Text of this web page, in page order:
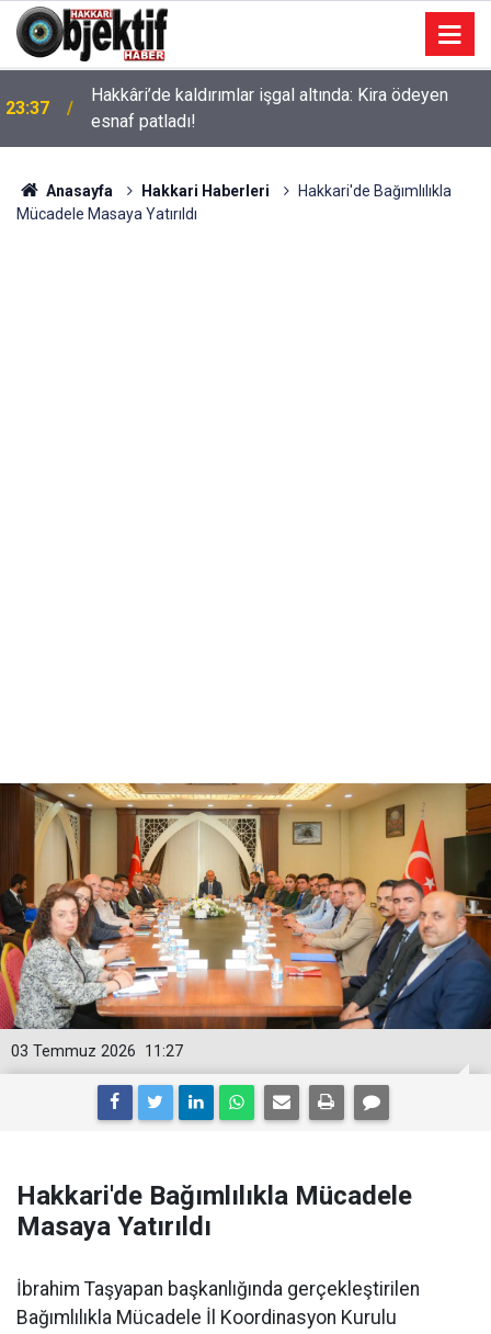
23:37
Hakkâri’de kaldırımlar işgal altında: Kira ödeyen
esnaf patladı!
Anasayfa Hakkari Haberleri
Hakkari'de Bağımlılıkla
Mücadele Masaya Yatırıldı
11:27
03 Temmuz 2026
Hakkari'de Bağımlılıkla Mücadele
Masaya Yatırıldı
İbrahim Taşyapan başkanlığında gerçekleştirilen
Bağımlılıkla Mücadele İl Koordinasyon Kurulu